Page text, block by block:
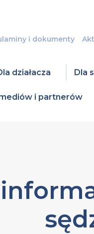
i dokumenty
działacza Dla
i partnerów